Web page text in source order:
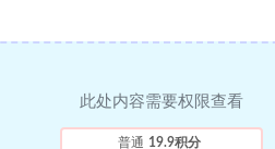
此处内容需要权限查看
普通 19.9积分